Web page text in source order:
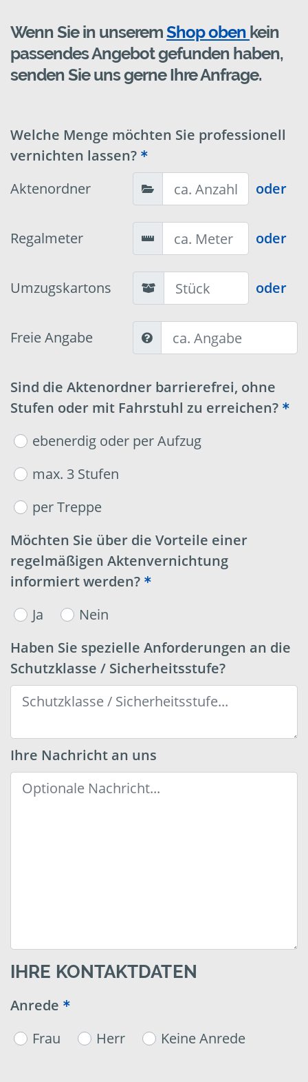
Wenn Sie in unseremShop oben kein
passendes Angebot gefunden haben,
senden Sie uns gerne Ihre Anfrage.
Welche Menge möchten Sie professionell
vernichten lassen?
Aktenordner
oder
Regalmeter oder
Umzugskartons oder
Freie Angabe
Sind die Aktenordner barrierefrei, ohne
Stufen oder mit Fahrstuhl zu erreichen?
ebenerdig oder per Aufzug
max. 3 Stufen
per Treppe
Möchten Sie über die Vorteile einer
regelmäßigen Aktenvernichtung
informiert werden?
Ja
Nein
Haben Sie spezielle Anforderungen an die
Schutzklasse / Sicherheitsstufe?
Ihre Nachricht an uns
IHRE KONTAKTDATEN
Anrede
Frau
Herr Keine Anrede